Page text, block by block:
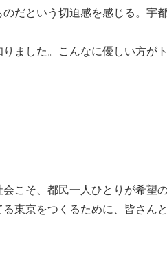
だという切迫感を感じる。宇
ました。こんなに優しい方が
こそ、都民一人ひとりが希望
東京をつくるために、皆さん